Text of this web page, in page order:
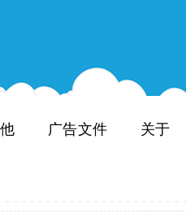
广告文件 关于